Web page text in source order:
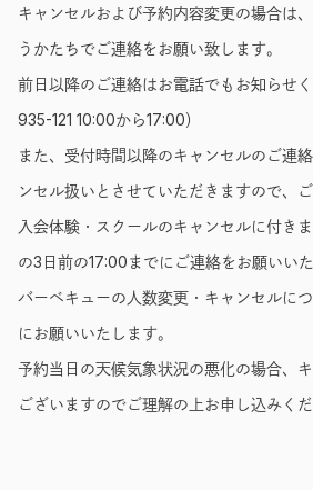
キャンセルおよび予約内容変更の場合は
うかたちでご連絡をお願い致します。
前日以降のご連絡はお電話でもお知らせ
935-121 10:00から17:00）
また、受付時間以降のキャンセルのご連
ンセル扱いとさせていただきますので、ご
入会体験・スクールのキャンセルに付き
の3日前の17:00までにご連絡をお願いいた
バーベキューの人数変更・キャンセルに
にお願いいたします。
予約当日の天候気象状況の悪化の場合、
ございますのでご理解の上お申し込みくだ